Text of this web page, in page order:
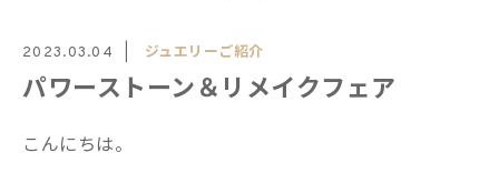
2023.03.04 ジュエリーご紹介
パワーストーン＆リメイクフェア
こんにちは。